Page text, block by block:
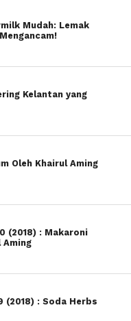
Mudah: Lemak
Kelantan yang
Oleh Khairul Aming
(2018) : Makaroni
Aming
(2018) : Soda Herbs